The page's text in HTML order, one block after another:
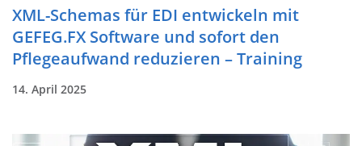
XML-Schemas für EDI entwickeln mit
GEFEG.FX Software und sofort den
Pflegeaufwand reduzieren – Training
14. April 2025